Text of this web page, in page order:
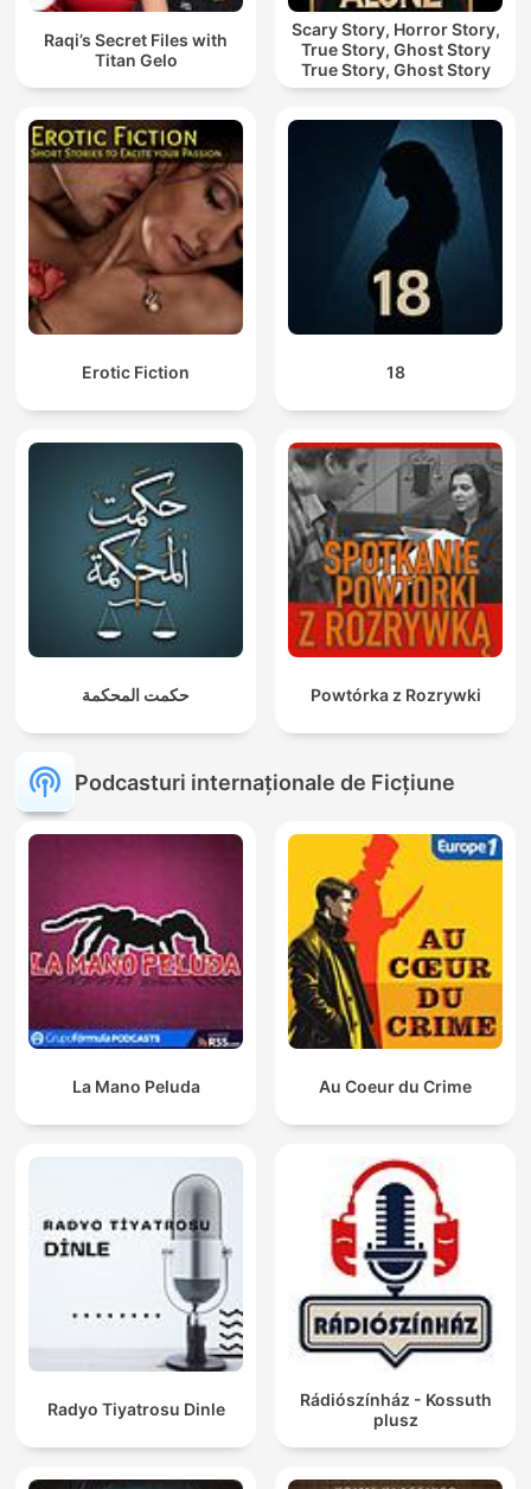
Raqi’s Secret Files with
Titan Gelo
Scary Story, Horror Story,
True Story, Ghost Story
True Story, Ghost Story
Erotic Fiction 18
حكمت المحكمة Powtórka z Rozrywki
Podcasturi internaționale de Ficțiune
La Mano Peluda Au Coeur du Crime
Radyo Tiyatrosu Dinle
Rádiószínház - Kossuth
plusz